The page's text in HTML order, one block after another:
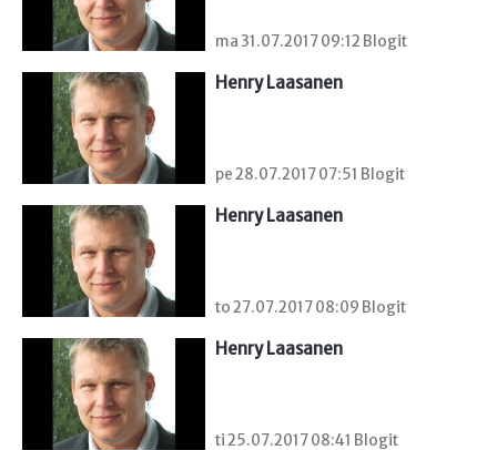
ma 31.07.2017 09:12 Blogit
Henry Laasanen
pe 28.07.2017 07:51 Blogit
Henry Laasanen
to 27.07.2017 08:09 Blogit
Henry Laasanen
ti 25.07.2017 08:41 Blogit